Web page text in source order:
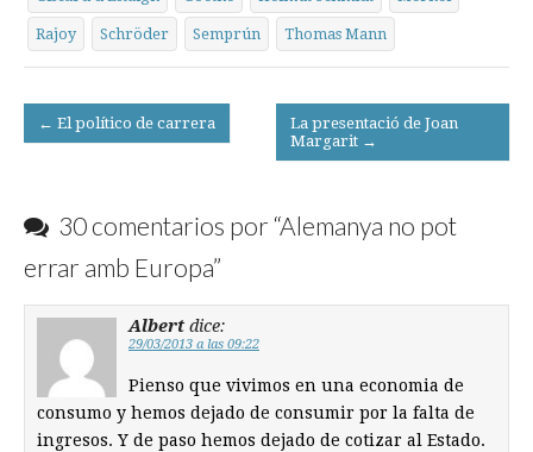
Rajoy Schröder Semprún Thomas Mann
Post
navigation
← El político de carrera
La presentació de Joan
Margarit →
30 comentarios por “Alemanya no pot
errar amb Europa”
Albert dice:
29/03/2013 a las 09:22
Pienso que vivimos en una economia de
consumo y hemos dejado de consumir por la falta de
ingresos. Y de paso hemos dejado de cotizar al Estado.